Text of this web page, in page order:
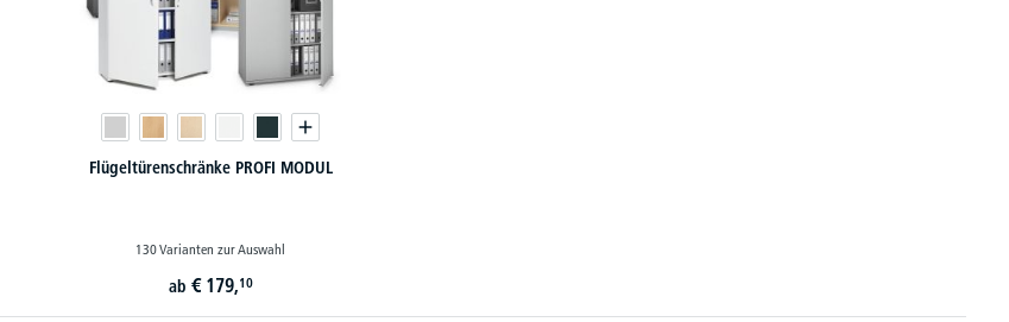
Flügeltürenschränke PROFI MODUL
130 Varianten zur Auswahl
ab € 179,10